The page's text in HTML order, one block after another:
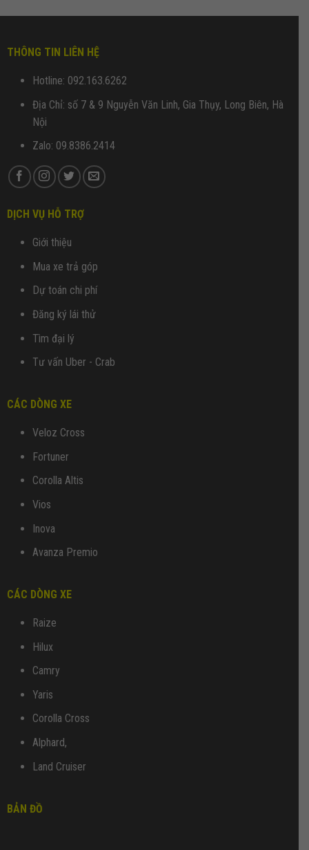
THÔNG TIN LIÊN HỆ
Hotline: 092.163.6262
Địa Chỉ: số 7 & 9 Nguyễn Văn Linh, Gia Thụy, Long Biên, Hà
Nội
Zalo: 09.8386.2414
DỊCH VỤ HỖ TRỢ
Giới thiệu
Mua xe trả góp
Dự toán chi phí
Đăng ký lái thử
Tìm đại lý
Tư vấn Uber - Crab
CÁC DÒNG XE
Veloz Cross
Fortuner
Corolla Altis
Vios
Inova
Avanza Premio
CÁC DÒNG XE
Raize
Hilux
Camry
Yaris
Corolla Cross
Alphard,
Land Cruiser
BẢN ĐỒ